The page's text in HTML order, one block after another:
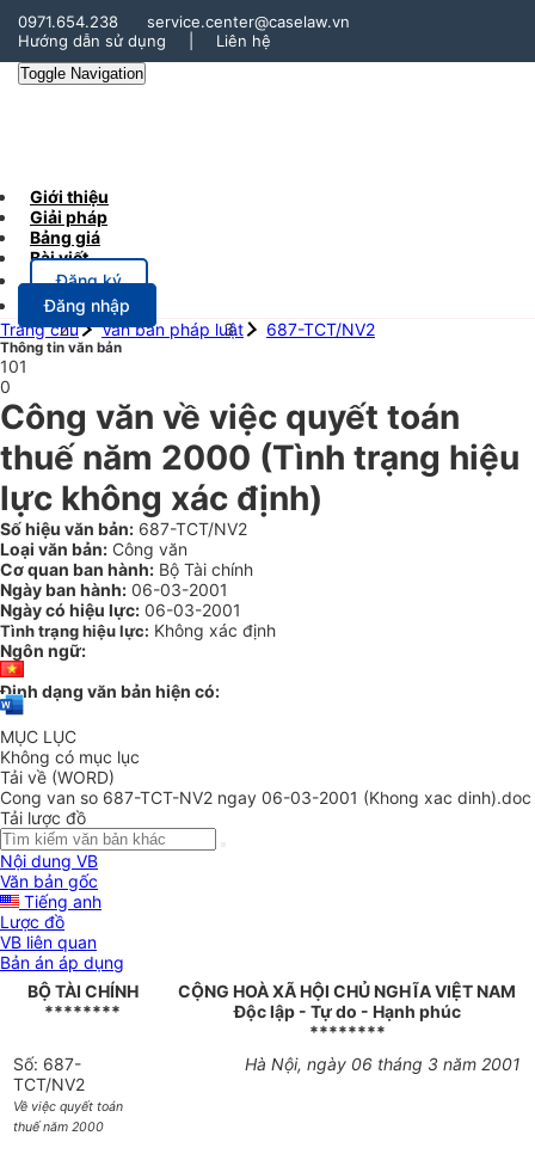
0971.654.238
service.center@caselaw.vn
Hướng dẫn sử dụng
Liên hệ
Toggle Navigation
Giới thiệu
Giải pháp
Bảng giá
Bài viết
Đăng ký
Đăng nhập
Trang chủ
Văn bản pháp luật 687-TCT/NV2
Thông tin văn bản
101
0
Công văn về việc quyết toán
thuế năm 2000 (Tình trạng hiệu
lực không xác định)
Số hiệu văn bản: 687-TCT/NV2
Loại văn bản: Công văn
Cơ quan ban hành: Bộ Tài chính
Ngày ban hành: 06-03-2001
Ngày có hiệu lực: 06-03-2001
Tình trạng hiệu lực: Không xác định
Ngôn ngữ:
Định dạng văn bản hiện có:
MỤC LỤC
Không có mục lục
Tải về (WORD)
Cong van so 687-TCT-NV2 ngay 06-03-2001 (Khong xac dinh).doc
Tải lược đồ
Nội dung VB
Văn bản gốc
Tiếng anh
Lược đồ
VB liên quan
Bản án áp dụng
BỘ TÀI CHÍNH
********
CỘNG HOÀ XÃ HỘI CHỦ NGHĨA VIỆT NAM
Độc lập - Tự do - Hạnh phúc
********
Số: 687-
TCT/NV2
Về việc quyết toán
thuế năm 2000
Hà Nội, ngày 06 tháng 3 năm 2001